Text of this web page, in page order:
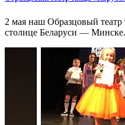
2 мая наш Образцовый
столице Беларуси — Минске.